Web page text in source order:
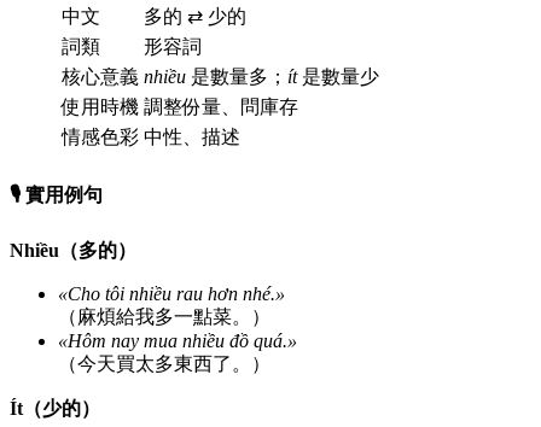
中文
多的 ⇄ 少的
詞類
形容詞
核心意義 nhiều 是數量多； ít是數量少
使用時機 調整份量、問庫存
情感色彩 中性、描述
🎙️ 實用例句
Nhiều（多的）
«Cho tôi nhiều rau hơn nhé.»
（麻煩給我多一點菜。）
«Hôm nay mua nhiều đồ quá.»
（今天買太多東西了。）
Ít（少的）